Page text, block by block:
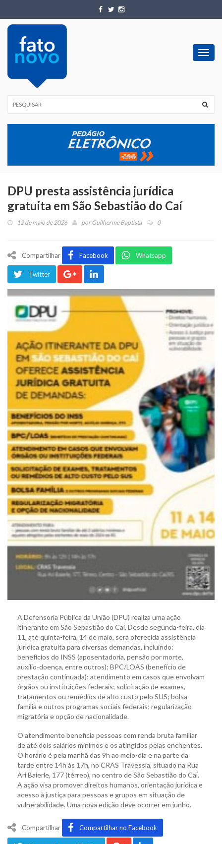
DPU presta assistência jurídica
gratuita em São Sebastião do Caí
12 de maio de 2026 porGuilherme Baptista 0
Compartilhar Facebook Whatsapp
Twitter
A Defensoria Pública da União (DPU) realiza uma ação
itinerante em São Sebastião do Caí. Desde segunda-feira, dia
11, até quinta-feira, 14 de maio, será oferecida assistência
jurídica gratuita para diversas demandas, incluindo:
benefícios do INSS (aposentadoria, pensão por morte,
auxílio-doença, entre outros); BPC/LOAS (benefício de
prestação continuada); atendimento em casos que envolvam
órgãos ou instituições federais; solicitação de exames,
tratamentos ou remédios de alto custo pelo SUS; bolsa
família e outros programas sociais federais; regularização
migratória e opção de nacionalidade.
O atendimento beneficia pessoas com renda bruta familiar
de até dois salários mínimos e os atingidos pelas enchentes.
O horário é pela manhã das 9h ao meio-dia e na parte da
tarde entre 14h às 17h, no CRAS Travessia, situado na Rua
Ari Baierle, 177 (térreo), no centro de São Sebastião do Caí.
A ação visa promover direitos humanos, orientação jurídica e
acesso à justiça para pessoas e grupos em situação de
vulnerabilidade. Uma nova edição deve ocorrer em junho.
Compartilhar Compartilhar no Facebook